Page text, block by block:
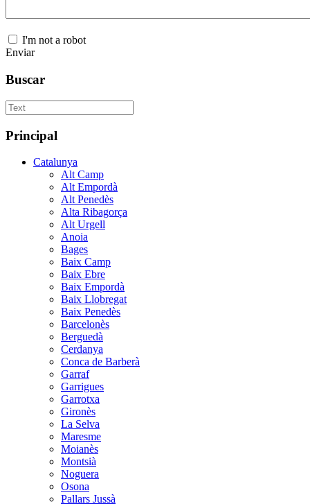
I'm not a robot
Enviar
Buscar
Principal
Catalunya
Alt Camp
Alt Empordà
Alt Penedès
Alta Ribagorça
Alt Urgell
Anoia
Bages
Baix Camp
Baix Ebre
Baix Empordà
Baix Llobregat
Baix Penedès
Barcelonès
Berguedà
Cerdanya
Conca de Barberà
Garraf
Garrigues
Garrotxa
Gironès
La Selva
Maresme
Moianès
Montsià
Noguera
Osona
Pallars Jussà